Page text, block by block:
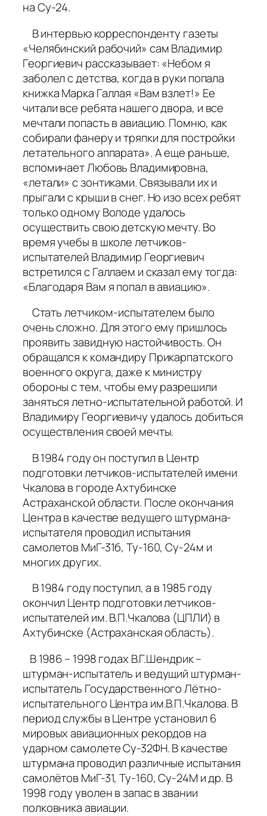
на Су-24.
В интервью корреспонденту газеты
«Челябинский рабочий» сам Владимир
Георгиевич рассказывает: «Небом я
заболел с детства, когда в руки попала
книжка Марка Галлая «Вам взлет!» Ее
читали все ребята нашего двора, и все
мечтали попасть в авиацию. Помню, как
собирали фанеру и тряпки для постройки
летательного аппарата». А еще раньше,
вспоминает Любовь Владимировна,
«летали» с зонтиками. Связывали их и
прыгали с крыши в снег. Но изо всех ребят
только одному Володе удалось
осуществить свою детскую мечту. Во
время учебы в школе летчиков-
испытателей Владимир Георгиевич
встретился с Галлаем и сказал ему тогда:
«Благодаря Вам я попал в авиацию».
Стать летчиком-испытателем было
очень сложно. Для этого ему пришлось
проявить завидную настойчивость. Он
обращался к командиру Прикарпатского
военного округа, даже к министру
обороны с тем, чтобы ему разрешили
заняться летно-испытательной работой. И
Владимиру Георгиевичу удалось добиться
осуществления своей мечты.
В 1984 году он поступил в Центр
подготовки летчиков-испытателей имени
Чкалова в городе Ахтубинске
Астраханской области. После окончания
Центра в качестве ведущего штурмана-
испытателя проводил испытания
самолетов МиГ-31б, Ту-160, Су-24м и
многих других.
В 1984 году поступил, а в 1985 году
окончил Центр подготовки летчиков-
испытателей им. В.П.Чкалова (ЦПЛИ) в
Ахтубинске (Астраханская область).
В 1986 – 1998 годах В.Г.Шендрик –
штурман-испытатель и ведущий штурман-
испытатель Государственного Лётно-
испытательного Центра им.В.П.Чкалова. В
период службы в Центре установил 6
мировых авиационных рекордов на
ударном самолете Су-32ФН. В качестве
штурмана проводил различные испытания
самолётов МиГ-31, Ту-160, Су-24М и др. В
1998 году уволен в запас в звании
полковника авиации.